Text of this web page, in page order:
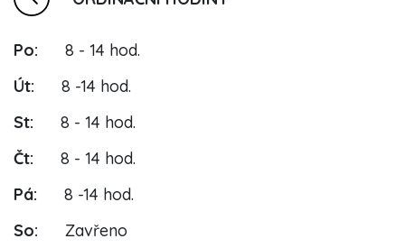
Po:
8 - 14 hod.
Út:
8 -14 hod.
St:
8 - 14 hod.
Čt:
8 - 14 hod.
Pá:
8 -14 hod.
So:
Zavřeno